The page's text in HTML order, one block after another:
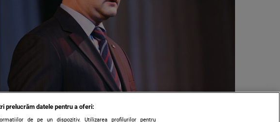
prelucrăm datele pentru a oferi:
de pe un dispozitiv. Utilizarea profilurilor pentru